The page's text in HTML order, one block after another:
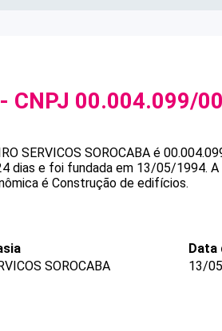
- CNPJ 00.004.099/
SERVICOS SOROCABA é
dias e foi fundada em 13/05/1994. A
é Construção de edifícios.
SOROCABA
Data
13/